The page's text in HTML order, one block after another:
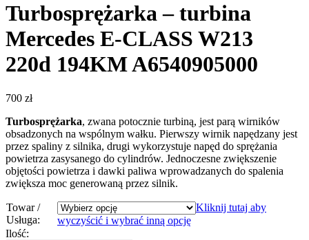
Turbosprężarka – turbina
Mercedes E-CLASS W213
220d 194KM A6540905000
700 zł
Turbosprężarka, zwana potocznie turbiną, jest parą wirników
obsadzonych na wspólnym wałku. Pierwszy wirnik napędzany jest
przez spaliny z silnika, drugi wykorzystuje napęd do sprężania
powietrza zasysanego do cylindrów. Jednoczesne zwiększenie
objętości powietrza i dawki paliwa wprowadzanych do spalenia
zwiększa moc generowaną przez silnik.
Towar /
Usługa:
Kliknij tutaj aby
wyczyścić i wybrać inną opcję
Turbosprężarka
Ilość: